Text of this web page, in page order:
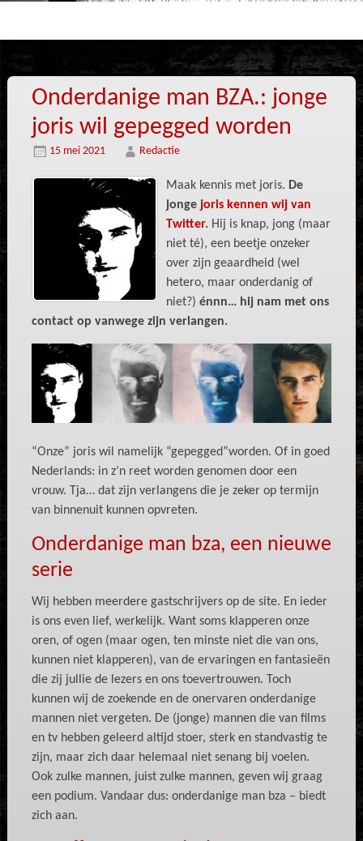
Onderdanige man BZA.: jonge
joris wil gepegged worden
15 mei 2021 Redactie
Maak kennis met joris. De
jonge joris kennen wij van
Twitter. Hij is knap, jong (maar
niet té), een beetje onzeker
over zijn geaardheid (wel
hetero, maar onderdanig of
niet?) énnn… hij nam met ons
contact op vanwege zijn verlangen.
“Onze” joris wil namelijk “gepegged”worden. Of in goed
Nederlands: in z’n reet worden genomen door een
vrouw. Tja… dat zijn verlangens die je zeker op termijn
van binnenuit kunnen opvreten.
Onderdanige man bza, een nieuwe
serie
Wij hebben meerdere gastschrijvers op de site. En ieder
is ons even lief, werkelijk. Want soms klapperen onze
oren, of ogen (maar ogen, ten minste niet die van ons,
kunnen niet klapperen), van de ervaringen en fantasieën
die zij jullie de lezers en ons toevertrouwen. Toch
kunnen wij de zoekende en de onervaren onderdanige
mannen niet vergeten. De (jonge) mannen die van films
en tv hebben geleerd altijd stoer, sterk en standvastig te
zijn, maar zich daar helemaal niet senang bij voelen.
Ook zulke mannen, juist zulke mannen, geven wij graag
een podium. Vandaar dus: onderdanige man bza – biedt
zich aan.